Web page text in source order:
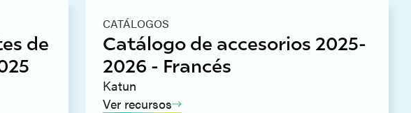
de
CATÁLOGOS
Catálogo de accesorios 2025-
2026 - Francés
Katun
Ver recursos